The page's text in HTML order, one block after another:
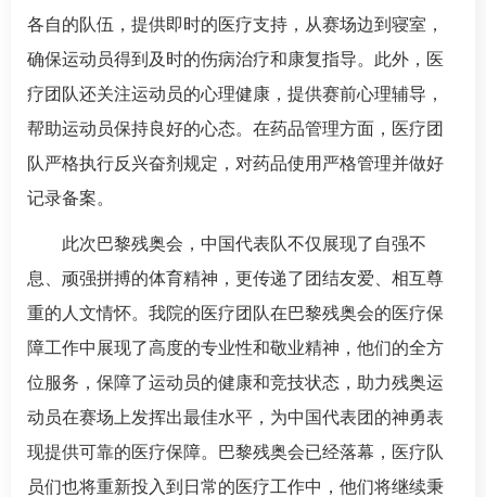
各自的队伍，提供即时的医疗支持，从赛场边到寝室，
确保运动员得到及时的伤病治疗和康复指导。此外，医
疗团队还关注运动员的心理健康，提供赛前心理辅导，
帮助运动员保持良好的心态。在药品管理方面，医疗团
队严格执行反兴奋剂规定，对药品使用严格管理并做好
记录备案。
此次巴黎残奥会，中国代表队不仅展现了自强不
息、顽强拼搏的体育精神，更传递了团结友爱、相互尊
重的人文情怀。我院的医疗团队在巴黎残奥会的医疗保
障工作中展现了高度的专业性和敬业精神，他们的全方
位服务，保障了运动员的健康和竞技状态，助力残奥运
动员在赛场上发挥出最佳水平，为中国代表团的神勇表
现提供可靠的医疗保障。巴黎残奥会已经落幕，医疗队
员们也将重新投入到日常的医疗工作中，他们将继续秉